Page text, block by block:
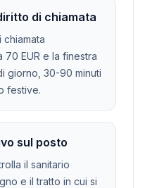
di chiamata
chiamata
70 EUR e la finestra
giorno, 30-90 minuti
festive.
sul posto
il sanitario
e il tratto in cui si